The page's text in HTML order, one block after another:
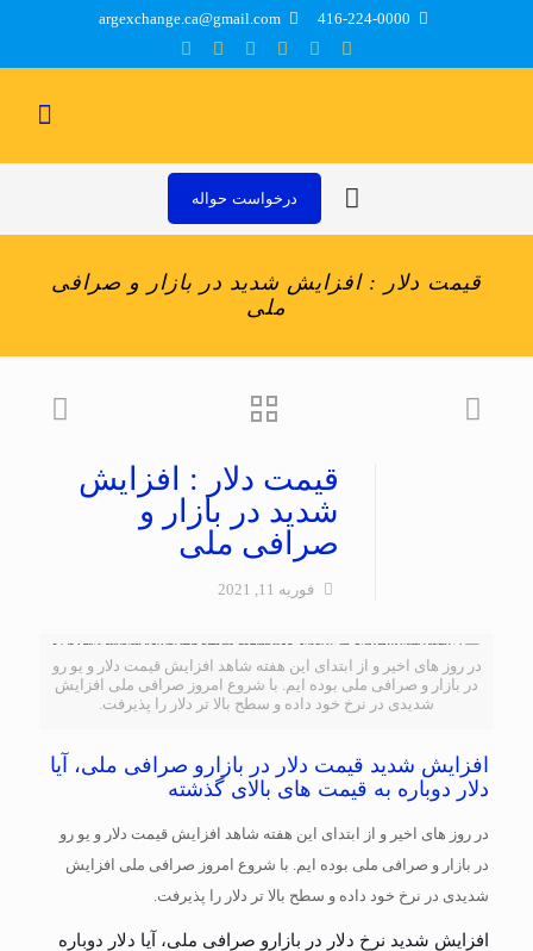
416-224-0000
argexchange.ca@gmail.com
درخواست حواله
قیمت دلار : افزایش شدید در بازار و صرافی
ملی
قیمت دلار : افزایش
شدید در بازار و
صرافی ملی
فوریه 11, 2021
در روز های اخیر و از ابتدای این هفته شاهد افزایش قیمت دلار و یو رو
در بازار و صرافی ملی بوده ایم. با شروع امروز صرافی ملی افزایش
شدیدی در نرخ خود داده و سطح بالا تر دلار را پذیرفت.
افزایش شدید قیمت دلار در بازارو صرافی ملی، آیا
دلار دوباره به قیمت های بالای گذشته
در روز های اخیر و از ابتدای این هفته شاهد افزایش قیمت دلار و یو رو
در بازار و صرافی ملی بوده ایم. با شروع امروز صرافی ملی افزایش
شدیدی در نرخ خود داده و سطح بالا تر دلار را پذیرفت.
افزایش شدید نرخ دلار در بازارو صرافی ملی، آیا دلار دوباره